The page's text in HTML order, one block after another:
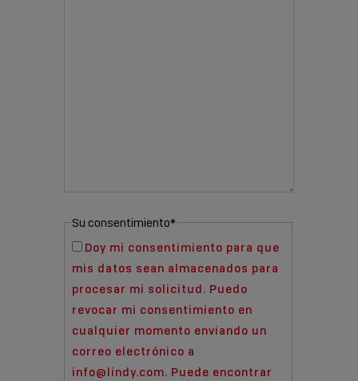
Su consentimiento*
Doy mi consentimiento para que
mis datos sean almacenados para
procesar mi solicitud. Puedo
revocar mi consentimiento en
cualquier momento enviando un
correo electrónico a
info@lindy.com. Puede encontrar